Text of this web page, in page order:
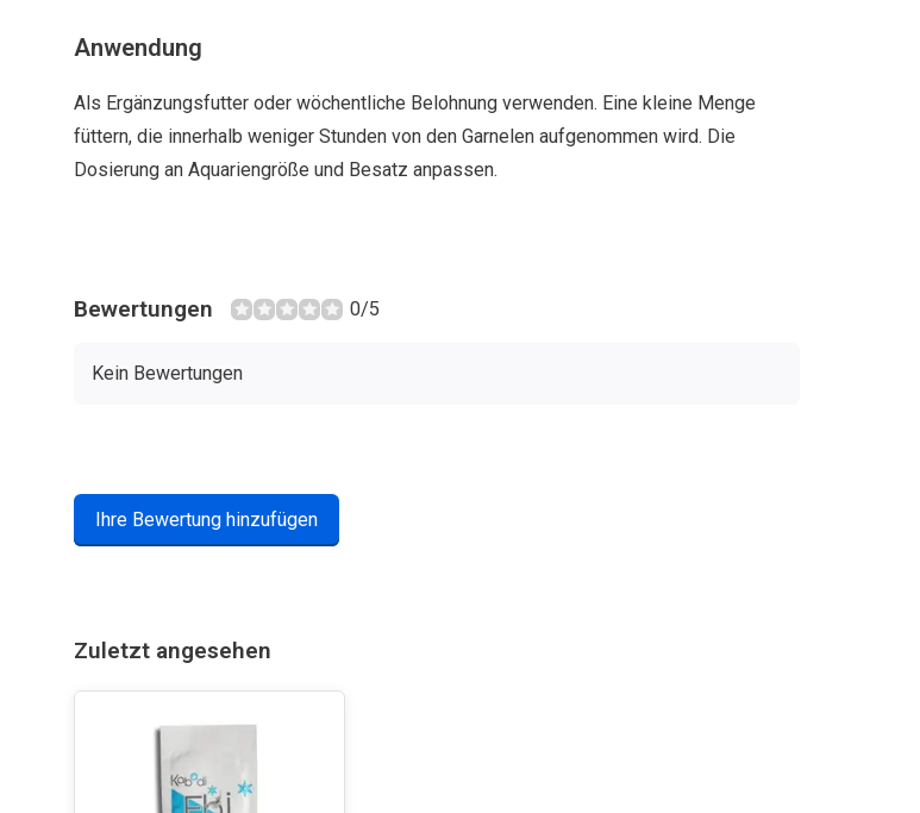
Anwendung
Als Ergänzungsfutter oder wöchentliche Belohnung verwenden. Eine kleine Menge
füttern, die innerhalb weniger Stunden von den Garnelen aufgenommen wird. Die
Dosierung an Aquariengröße und Besatz anpassen.
Bewertungen 0/5
Kein Bewertungen
Ihre Bewertung hinzufügen
Zuletzt angesehen